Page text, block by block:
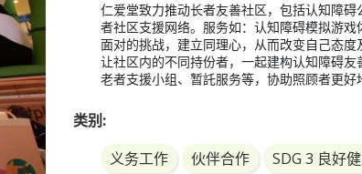
仁爱堂致力推动长者友善社区，包括认知障
者社区支援网络。服务如：认知障碍模拟游
面对的挑战，建立同理心，从而改变自己态
让社区内的不同持份者，一起建构认知障碍
老者支援小组、暂託服务等，协助照顾者更
类别:
义务工作
伙伴合作 SDG 3 良好